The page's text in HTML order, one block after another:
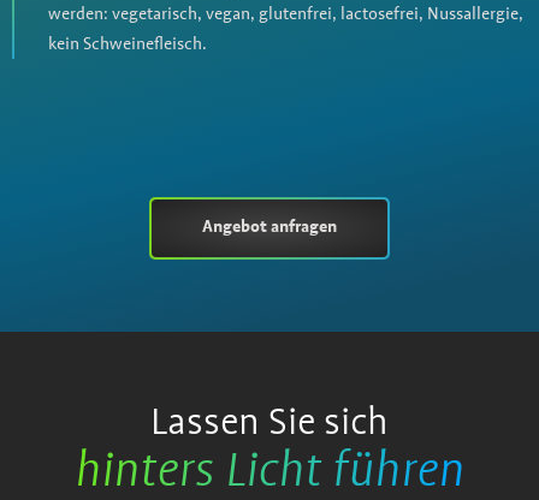
werden: vegetarisch, vegan, glutenfrei, lactosefrei, Nussallergie,
kein Schweinefleisch.
Angebot anfragen
Lassen Sie sich
hinters Licht führen